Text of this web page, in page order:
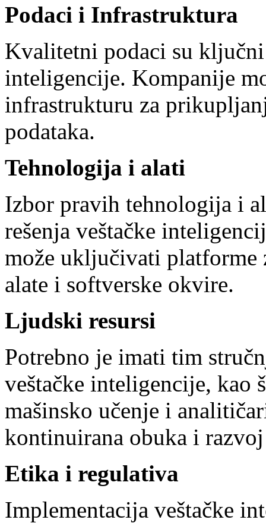
Podaci i Infrastruktura
Kvalitetni podaci su ključni
inteligencije. Kompanije
infrastrukturu za
podataka.
Tehnologija i alati
Izbor pravih tehnologija i
rešenja veštačke
može uključivati platforme
alate i softverske okvire.
Ljudski resursi
Potrebno je imati tim
veštačke inteligencije, kao
mašinsko učenje i
kontinuirana obuka i
Etika i regulativa
Implementacija veštačke